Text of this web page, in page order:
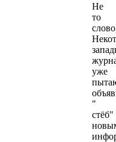
Не
то
уже
"
стёб"